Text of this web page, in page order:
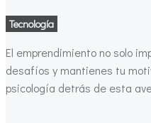
Tecnología
El emprendimiento no solo
desafíos y mantienes tu
psicología detrás de esta